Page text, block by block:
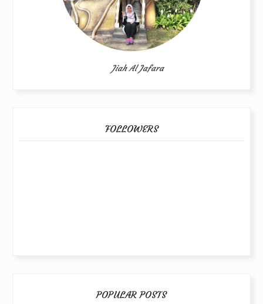
Jiah Al Jafara
FOLLOWERS
POPULAR POSTS